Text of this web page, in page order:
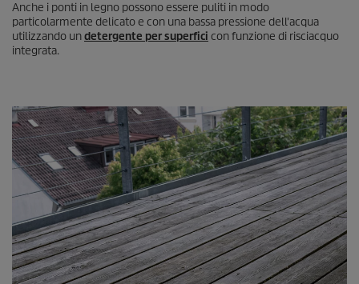
Anche i ponti in legno possono essere puliti in modo
particolarmente delicato e con una bassa pressione dell'acqua
utilizzando undetergente per superfici con funzione di risciacquo
integrata.